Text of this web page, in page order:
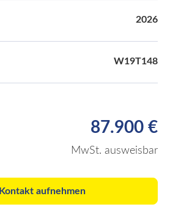
2026
W19T148
87.900 €
MwSt. ausweisbar
Kontakt aufnehmen